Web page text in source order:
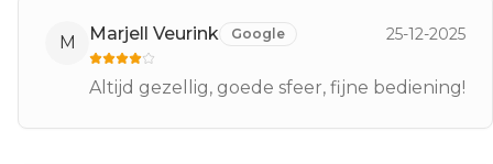
M Marjell Veurink Google 25-12-2025
Altijd gezellig, goede sfeer, fijne bediening!